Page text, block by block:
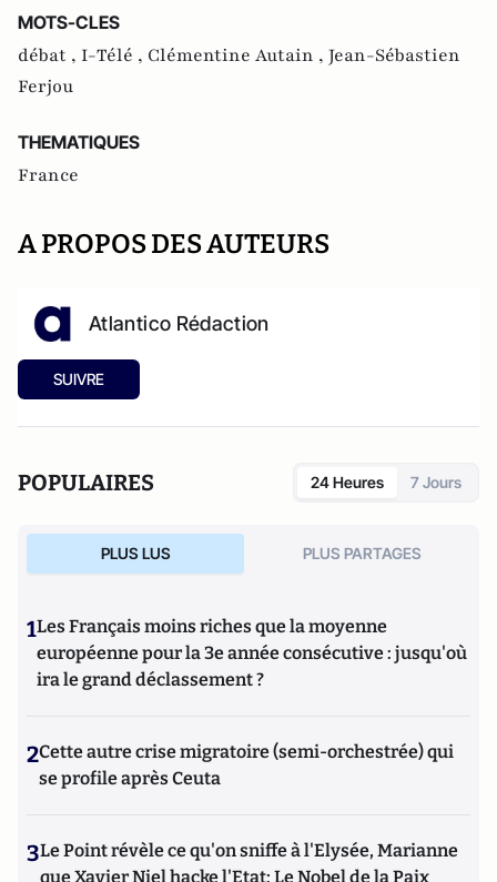
MOTS-CLES
débat , I-Télé , Clémentine Autain , Jean-Sébastien
Ferjou
THEMATIQUES
France
A PROPOS DES AUTEURS
Atlantico Rédaction
SUIVRE
POPULAIRES 24 Heures 7 Jours
PLUS LUS PLUS PARTAGES
1Les Français moins riches que la moyenne
européenne pour la 3e année consécutive : jusqu'où
ira le grand déclassement ?
2Cette autre crise migratoire (semi-orchestrée) qui
se profile après Ceuta
3Le Point révèle ce qu'on sniffe à l'Elysée, Marianne
que Xavier Niel hacke l'Etat; Le Nobel de la Paix